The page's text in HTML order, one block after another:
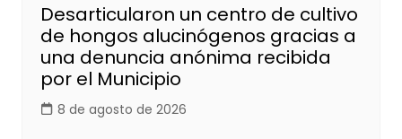
Desarticularon un centro de cultivo
de hongos alucinógenos gracias a
una denuncia anónima recibida
por el Municipio
8 de agosto de 2026